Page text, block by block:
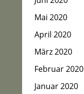
Mai 2020
April 2020
März 2020
Februar 2020
Januar 2020